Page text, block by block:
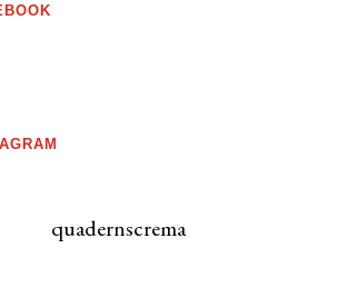
quadernscrema